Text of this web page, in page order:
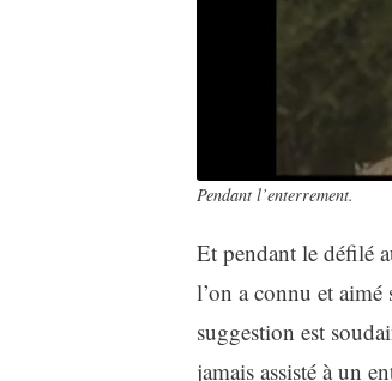
Pendant l’enterrement.
Et pendant le défilé
l’on a connu et
suggestion est
jamais assisté à un